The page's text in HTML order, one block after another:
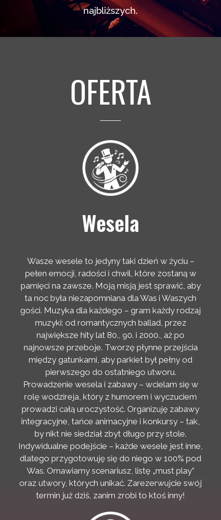
najbliższych.
OFERTA
Wesela
Wasze wesele to jedyny taki dzień w życiu –
pełen emocji, radości i chwil, które zostaną w
pamięci na zawsze. Moją misją jest sprawić, aby
ta noc była niezapomniana dla Was i Waszych
gości. Muzyka dla każdego – gram każdy rodzaj
muzyki: od romantycznych ballad, przez
największe hity lat 80., 90. i 2000., aż po
najnowsze przeboje. Tworzę płynne przejścia
między gatunkami, aby parkiet był pełny od
pierwszego do ostatniego utworu.
Prowadzenie wesela i zabawy – wcielam się w
rolę wodzireja, który z humorem i wyczuciem
prowadzi całą uroczystość. Organizuję zabawy
integracyjne, tańce animacyjne i konkursy – tak,
by nikt nie siedział zbyt długo przy stole.
Indywidualne podejście – każde wesele jest inne,
dlatego przygotowuję się do niego w 100% pod
Was. Omawiamy scenariusz, listę „must play”
oraz utwory, których unikać. Zarezerwujcie swój
termin już dziś, zanim zrobi to ktoś inny!